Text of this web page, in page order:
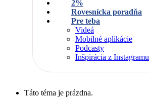
2%
Rovesnícka poradňa
Pre teba
Videá
Mobilné aplikácie
Podcasty
Inšpirácia z Instagramu
Táto téma je prázdna.